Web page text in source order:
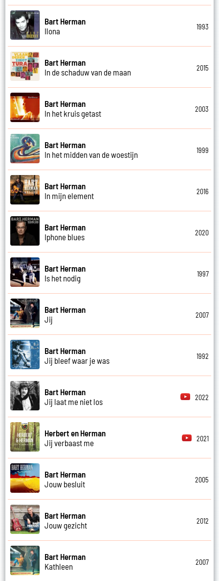
Bart Herman
Ilona
1993
Bart Herman
In de schaduw van de maan
2015
Bart Herman
In het kruis getast
2003
Bart Herman
In het midden van de woestijn
1999
Bart Herman
In mijn element
2016
Bart Herman
Iphone blues
2020
Bart Herman
Is het nodig
1997
Bart Herman
Jij
2007
Bart Herman
Jij bleef waar je was
1992
Bart Herman
Jij laat me niet los
2022
Herbert en Herman
Jij verbaast me
2021
Bart Herman
Jouw besluit
2005
Bart Herman
Jouw gezicht
2012
Bart Herman
Kathleen
2007